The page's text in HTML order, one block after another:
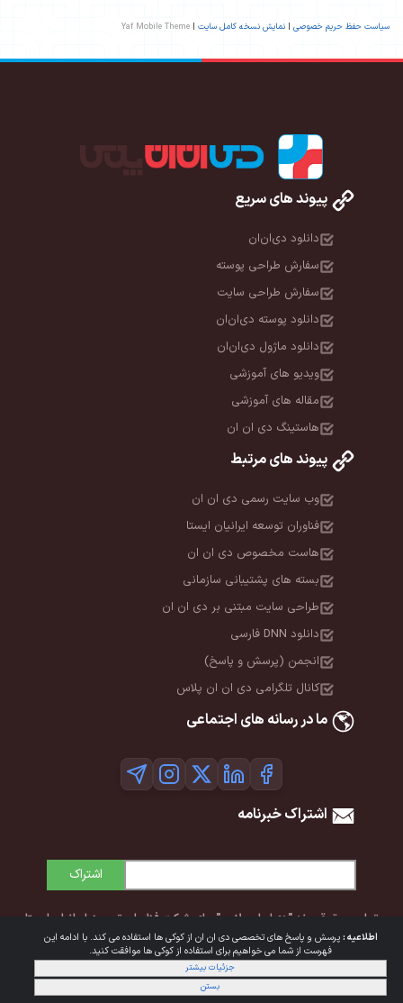
سیاست حفظ حریم خصوصی | نمایش نسخه کامل سایت |
Yaf Mobile Theme
اطلاعیه :پرسش و پاسخ های تخصصی دی ان ان از کوکی ها استفاده می کند. با ادامه این
فهرست از شما می خواهیم برای استفاده از کوکی ها موافقت کنید.
جزئیات بیشتر
بستن
پیوند های سریع
دانلود دی‌ان‌ان
سفارش طراحی پوسته
سفارش طراحی سایت
دانلود پوسته دی‌ان‌ان
دانلود ماژول دی‌ان‌ان
ویدیو های آموزشی
مقاله های آموزشی
هاستینگ دی ان ان
پیوند های مرتبط
وب سایت رسمی دی ان ان
فناوران توسعه ایرانیان ایستا
هاست مخصوص دی ان ان
بسته های پشتیبانی سازمانی
طراحی سایت مبتنی بر دی ان ان
دانلود DNN فارسی
انجمن (پرسش و پاسخ)
کانال تلگرامی دی ان ان پلاس
ما در رسانه های اجتماعی
اشتراک خبرنامه
اشتراک
تمامی حقوق برند "دی‌ان‌ان پلاس" برای شرکت فناوران توسعه ایرانیان ایستا
محفوظ است. © 1392-1405
شرایط استفاده|حریم خصوصی